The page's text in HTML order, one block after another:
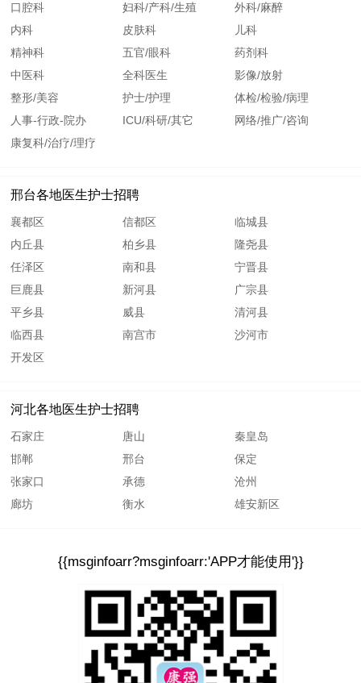
口腔科 妇科/产科/生殖
外科/麻醉
内科
皮肤科
儿科
精神科
五官/眼科
药剂科
中医科
全科医生
影像/放射
整形/美容
护士/护理
体检/检验/病理
人事-行政-院办
ICU/科研/其它
网络/推广/咨询
康复科/治疗/理疗
邢台各地医生护士招聘
襄都区 信都区
临城县
内丘县
柏乡县
隆尧县
任泽区
南和县
宁晋县
巨鹿县
新河县
广宗县
平乡县
威县
清河县
临西县
南宫市
沙河市
开发区
河北各地医生护士招聘
石家庄 唐山
秦皇岛
邯郸
邢台
保定
张家口
承德
沧州
廊坊
衡水 雄安新区
{{msginfoarr?msginfoarr:'APP才能使用'}}